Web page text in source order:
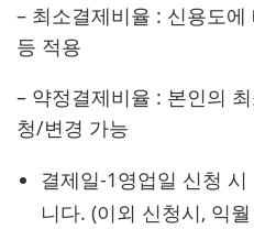
– 최소결제비율 : 신용도
등 적용
– 약정결제비율 : 본인의
청/변경 가능
결제일-1영업일 신청
니다. (이외 신청시, 익